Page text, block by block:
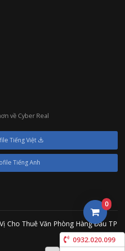
về Cyber Real
Tiếng Việt
Tiếng Anh
Cho Thuê Văn Phòng Hàng Đầu TP
0
0932.020.099